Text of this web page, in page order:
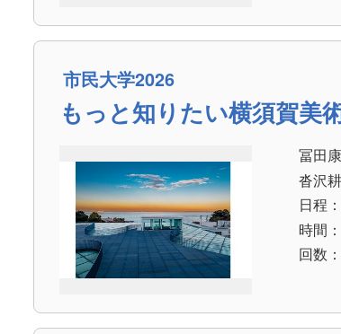
市民大学2026
もっと知りたい横須賀美
冨田
沓沢
日程
時間
回数